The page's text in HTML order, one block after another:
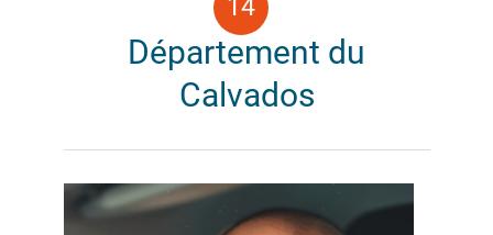
Département du
Calvados